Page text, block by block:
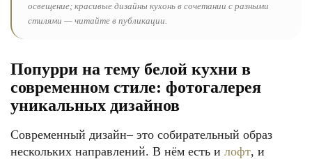
освещение; красивые дизайны кухонь в сочетании с разными
стилями — читайте в публикации.
Попурри на тему белой кухни в
современном стиле: фотогалерея
уникальных дизайнов
Современный дизайн– это собирательный образ
нескольких направлений. В нём есть и лофт, и